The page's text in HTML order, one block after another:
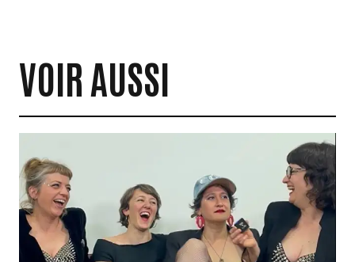
VOIR AUSSI